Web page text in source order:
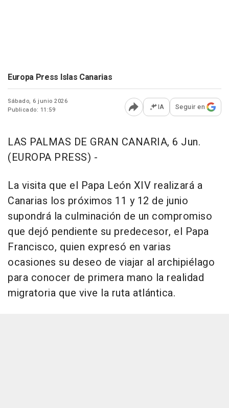
Europa Press Islas Canarias
Sábado, 6 junio 2026
Publicado: 11:59
Abrir opciones para
IA Seguir en
LAS PALMAS DE GRAN CANARIA, 6 Jun.
(EUROPA PRESS) -
La visita que el Papa León XIV realizará a
Canarias los próximos 11 y 12 de junio
supondrá la culminación de un compromiso
que dejó pendiente su predecesor, el Papa
Francisco, quien expresó en varias
ocasiones su deseo de viajar al archipiélago
para conocer de primera mano la realidad
migratoria que vive la ruta atlántica.